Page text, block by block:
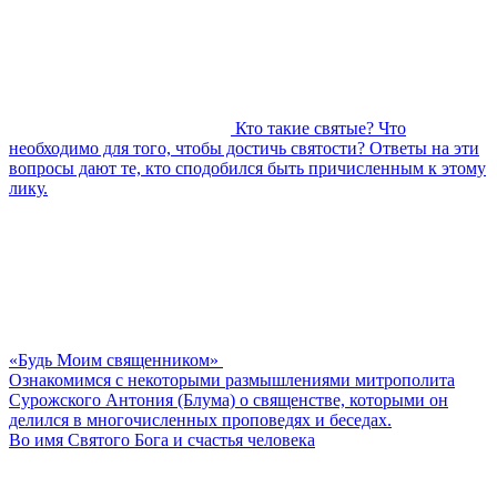
Кто такие святые? Что
необходимо для того, чтобы достичь святости? Ответы на эти
вопросы дают те, кто сподобился быть причисленным к этому
лику.
«Будь Моим священником»
Ознакомимся с некоторыми размышлениями митрополита
Сурожского Антония (Блума) о священстве, которыми он
делился в многочисленных проповедях и беседах.
Во имя Святого Бога и счастья человека